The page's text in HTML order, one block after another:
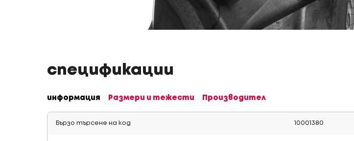
спецификации
информация Размери и тежести Производител
Бързо търсене на код 10001380